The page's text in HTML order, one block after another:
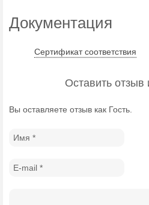
Документация
Сертификат соответствия
Оставить отзыв
Вы оставляете отзыв как Гость.